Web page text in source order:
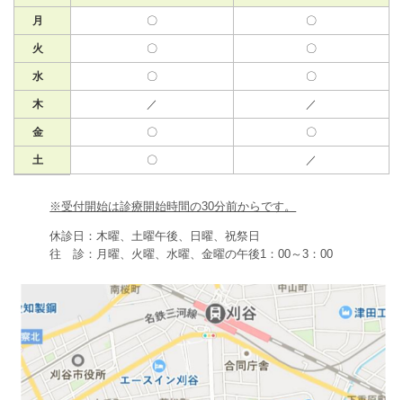
月 〇 〇
火 〇 〇
水 〇 〇
木 ／ ／
金 〇 〇
土 〇 ／
※受付開始は診療開始時間の30分前からです。
休診日：木曜、土曜午後、日曜、祝祭日
往 診：月曜、火曜、水曜、金曜の午後1：00～3：00